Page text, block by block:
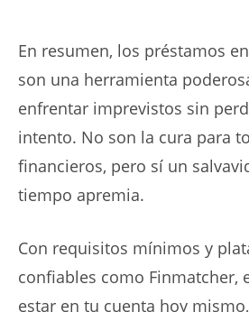
En resumen, los préstamos
son una herramienta
enfrentar imprevistos sin
intento. No son la cura para
financieros, pero sí un
tiempo apremia.
Con requisitos mínimos y
confiables como Finmatcher,
estar en tu cuenta hoy